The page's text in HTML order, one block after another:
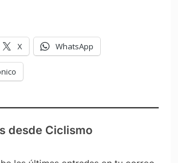
X WhatsApp
desde Ciclismo